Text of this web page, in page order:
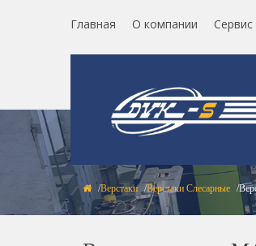
Главная О компании Сервис
Верстаки Верстаки Слесарные